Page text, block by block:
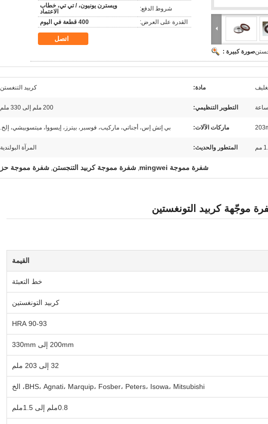
صورة كبيرة :
شروط الدفع:
ويسترن يونيون، / تي تي، خطاب
الاعتماد
القدرة على العرض:
400 قطعة في اليوم
اتصل
مادة: كربيد التنغستن
التطوير التنظيمي: 200 ملم إلى 330 ملم
ماركات الآلات: بي إتش إس، أجناتي، ماركيب، فوسبر، بيترز، إيسووا، ميتسوبيشي، إلخ.
المتطور والحديث: المرآة البولندية
شفرة مموجة mingwei , شفرة مموجة كربيد التنجستن, شفرة مموجة حز
القيمة
خط التعبئة
كربيد التونغستين
90-93 HRA
200mm إلى 330mm
32 إلى 203 ملم
BHS، Agnati، Marquip، Fosber، Peters، Isowa، Mitsubishi، الخ
0.8ملم إلى 1.5ملم